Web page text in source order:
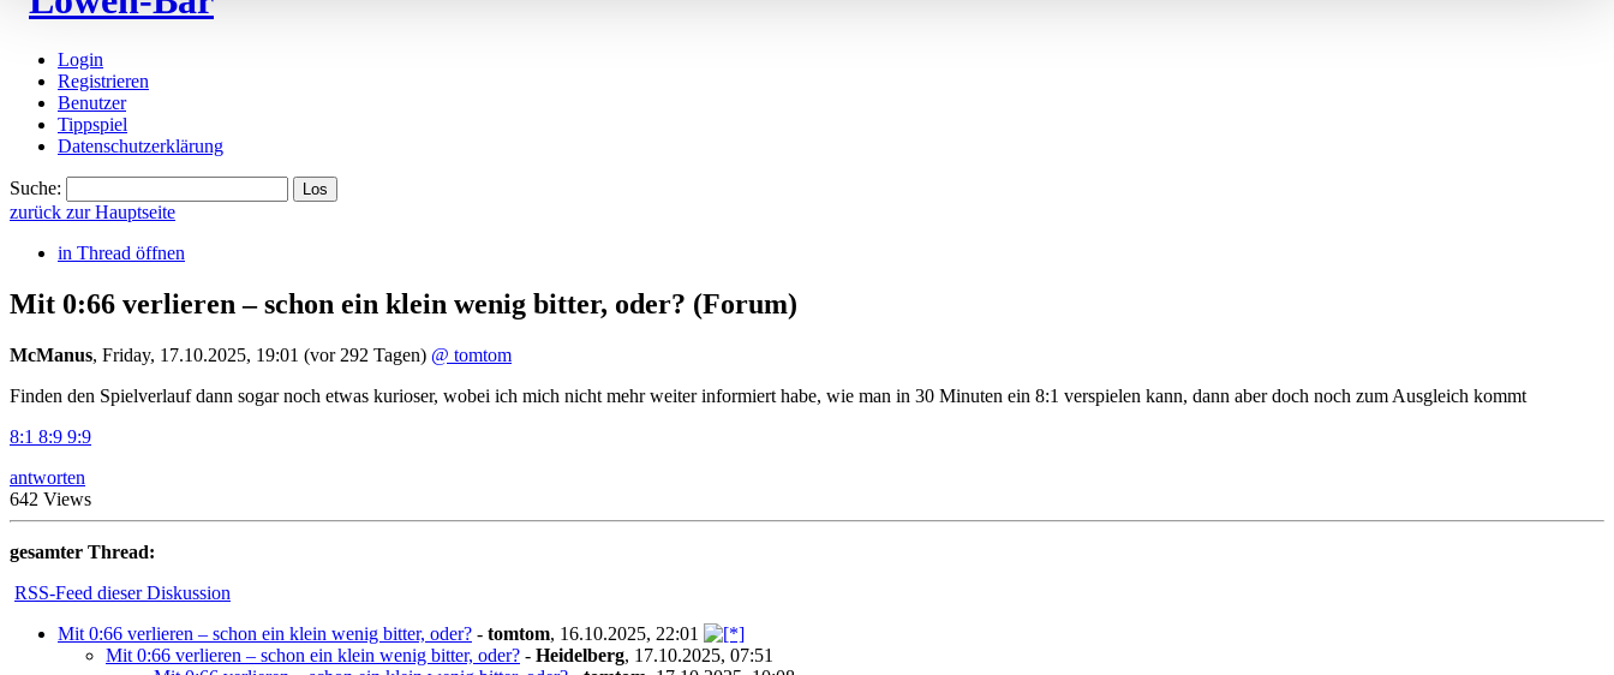
Login
Registrieren
Benutzer
Tippspiel
Datenschutzerklärung
Suche:
zurück zur Hauptseite
in Thread öffnen
Mit 0:66 verlieren – schon ein klein wenig bitter, oder? (Forum)
McManus, Friday, 17.10.2025, 19:01 (vor 292 Tagen) @ tomtom
Finden den Spielverlauf dann sogar noch etwas kurioser, wobei ich mich nicht mehr weiter informiert habe, wie man in 30 Minuten ein 8:1 verspielen kann, dann aber doch noch zum Ausgleich kommt
8:1 8:9 9:9
antworten
642 Views
gesamter Thread:
RSS-Feed dieser Diskussion
Mit 0:66 verlieren – schon ein klein wenig bitter, oder? - tomtom, 16.10.2025, 22:01
Mit 0:66 verlieren – schon ein klein wenig bitter, oder? - Heidelberg, 17.10.2025, 07:51